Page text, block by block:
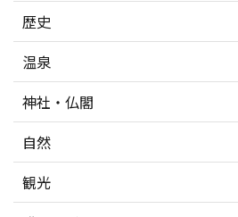
歴史
温泉
神社・仏閣
自然
観光